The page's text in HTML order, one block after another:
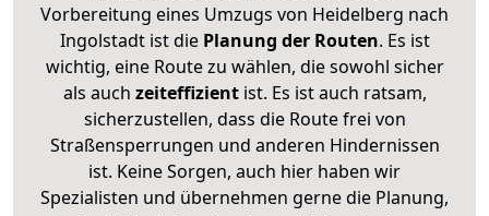
Vorbereitung eines Umzugs von Heidelberg nach
Ingolstadt ist diePlanung der Routen. Es ist
wichtig, eine Route zu wählen, die sowohl sicher
als auch zeiteffizientist. Es ist auch ratsam,
sicherzustellen, dass die Route frei von
Straßensperrungen und anderen Hindernissen
ist. Keine Sorgen, auch hier haben wir
Spezialisten und übernehmen gerne die Planung,